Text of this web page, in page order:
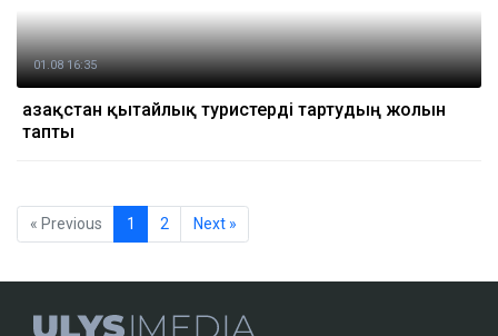
01.08 16:35
Қазақстан қытайлық туристерді тартудың жолын
тапты
« Previous 1 2 Next »